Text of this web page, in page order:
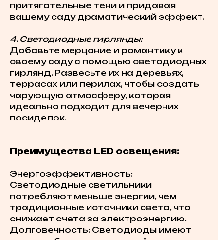
притягательные тени и придавая
вашему саду драматический эффект.
4. Светодиодные гирлянды:
Добавьте мерцание и романтику к
своему саду с помощью светодиодных
гирлянд. Развесьте их на деревьях,
террасах или перилах, чтобы создать
чарующую атмосферу, которая
идеально подходит для вечерних
посиделок.
Преимущества LED освещения:
Энергоэффективность:
Светодиодные светильники
потребляют меньше энергии, чем
традиционные источники света, что
снижает счета за электроэнергию.
Долговечность: Светодиоды имеют